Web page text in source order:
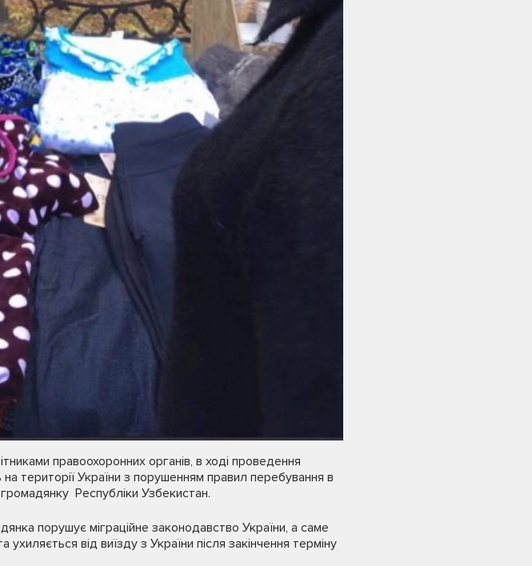
правоохоронних органів, в ході проведення
території України з порушенням правил перебування в
Республіки Узбекистан.
порушує міграційне законодавство України, а саме
від виїзду з України після закінчення терміну